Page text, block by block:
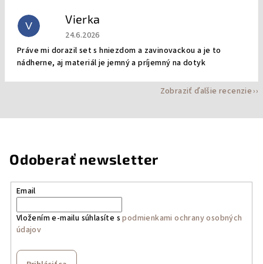
V Vierka
Hodnotenie obchodu je 5 z 5 hviezdičiek.
24.6.2026
Práve mi dorazil set s hniezdom a zavinovackou a je to
nádherne, aj materiál je jemný a príjemný na dotyk
Zobraziť ďalšie recenzie
Odoberať newsletter
Email
Vložením e-mailu súhlasíte spodmienkami ochrany osobných
údajov